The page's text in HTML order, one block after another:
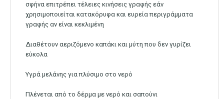
σφήνα επιτρέπει τέλειες κινήσεις γραφής εάν
χρησιμοποιείται κατακόρυφα και ευρεία περιγράμματα
γραφής αν είναι κεκλιμένη
Διαθέτουν αεριζόμενο καπάκι και μύτη που δεν γυρίζει
εύκολα
Υγρά μελάνης για πλύσιμο στο νερό
Πλένεται από το δέρμα με νερό και σαπούνι